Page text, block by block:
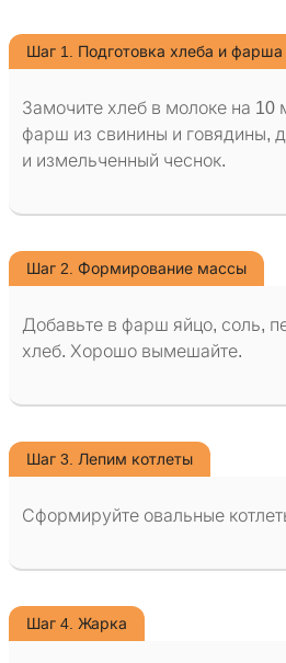
Шаг 1. Подготовка хлеба и фарша
Замочите хлеб в молоке на
фарш из свинины и говядины,
и измельченный чеснок.
Шаг 2. Формирование массы
Добавьте в фарш яйцо, соль,
хлеб. Хорошо вымешайте.
Шаг 3. Лепим котлеты
Сформируйте овальные
Шаг 4. Жарка